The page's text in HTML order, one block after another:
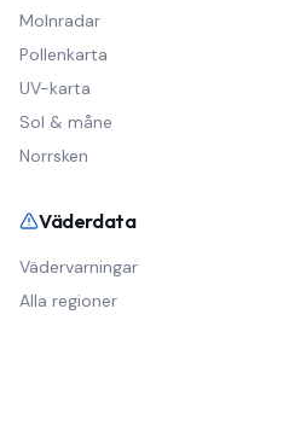
Molnradar
Pollenkarta
UV-karta
Sol & måne
Norrsken
Väderdata
Vädervarningar
Alla regioner